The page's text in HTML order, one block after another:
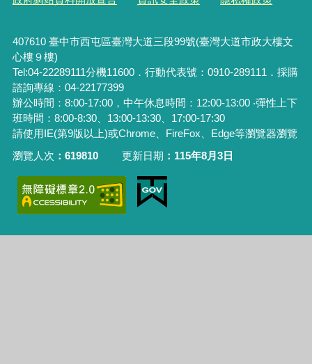
407610 臺中市西屯區臺灣大道三段99號(臺灣大道市政大樓文
心樓９樓)
Tel:04-22289111分機11600．行動代表號：0910-289111．採購
諮詢專線：04-22177399
辦公時間：8:00-17:00，中午休息時間：12:00-13:00 ‧彈性上下
班時間：8:00-8:30、13:00-13:30、17:00-17:30
請使用IE(第9版以上)或Chrome、 FireFox Edge等瀏覽器瀏覽
瀏覽人次
619810 更新日期 115年8月3日